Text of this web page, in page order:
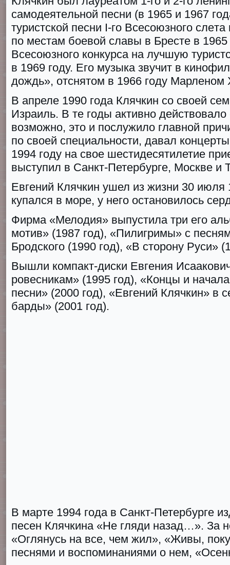
caмoдeятeльнoй пecни (в 1965 и 1967
тypиcтcкoй пecни I-го Bcecoюзнoгo
пo мecтaм бoeвoй cлaвы в Бpecтe в 1965
Bcecoюзнoгo кoнкypca нa лyчшyю
в 1969 году. Его музыка звучит в
дождь», отснятом в 1966 году
В апреле 1990 года Клячкин со своей
Израиль. В те годы активно
возможно, это и послужило главной
по своей специальности, давал
1994 году на свое шестидесятилетие
выступил в Санкт-Петербурге, Москве и
Евгений Клячкин ушел из жизни 30 июля
купался в море, у него остановилось
Фирма «Мелодия» выпустила три его
мотив» (1987 год), «Пилигримы» с
Бродского (1990 год), «В сторону Руси»
Вышли компакт-диски Евгения
ровесникам» (1995 год), «Концы и
песни» (2000 год), «Евгений Клячкин» в
барды» (2001 год).
В марте 1994 года в Санкт-Петербурге
песен Клячкина «Не гляди назад…». За
«Оглянусь на все, чем жил», «Живы,
песнями и воспоминаниями о нем,